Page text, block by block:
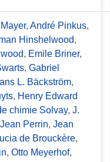
, André Pinkus,
Hinshelwood,
, Emile Briner,
, Gabriel
L. Bäckström,
, Henry Edward
chimie Solvay, J.
Jean Perrin, Jean
de Brouckère,
, Otto Meyerhof,